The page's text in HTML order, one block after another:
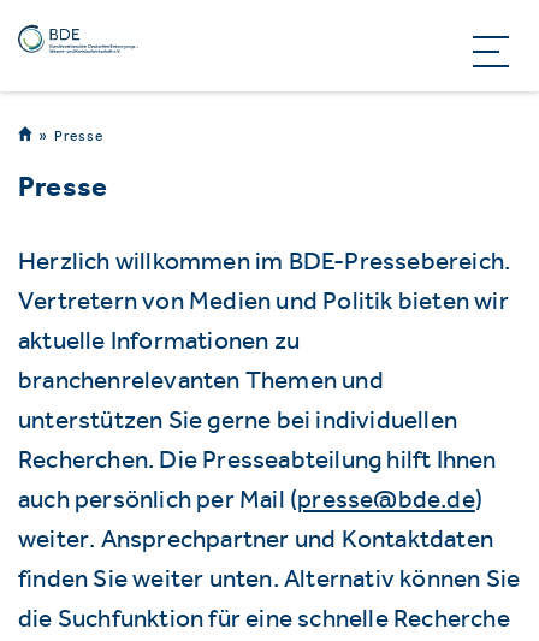
Presse
Presse
Herzlich willkommen im BDE-Pressebereich.
Vertretern von Medien und Politik bieten wir
aktuelle Informationen zu
branchenrelevanten Themen und
unterstützen Sie gerne bei individuellen
Recherchen. Die Presseabteilung hilft Ihnen
auch persönlich per Mail (presse@bde.de)
weiter. Ansprechpartner und Kontaktdaten
finden Sie weiter unten. Alternativ können Sie
die Suchfunktion für eine schnelle Recherche